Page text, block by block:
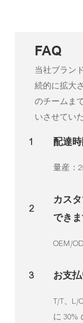
FAQ
当社ブラン
続的に拡大
のチームま
いさせてい
1 配達
量産：
2
カス
でき
OEM/
3 お支
T/T、L/
に 30%